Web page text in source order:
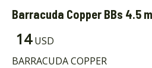
Barracuda Copper BBs 4.5
14 USD
BARRACUDA COPPER